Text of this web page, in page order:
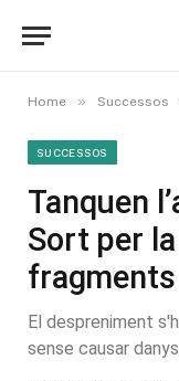
Home » Successos
SUCCESSOS
Tanquen
Sort per
El despreniment
sense causar